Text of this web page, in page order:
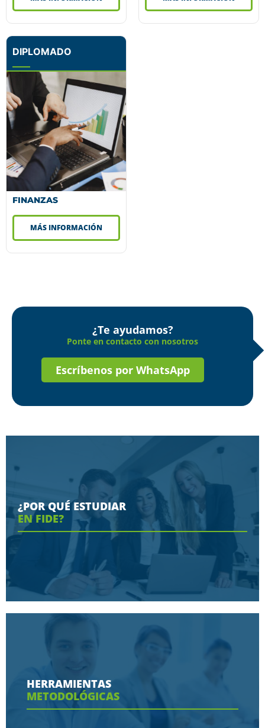
DIPLOMADO
FINANZAS
MÁS INFORMACIÓN
¿Te ayudamos?
Ponte en contacto con nosotros
Escríbenos por WhatsApp
¿POR QUÉ ESTUDIAR
EN FIDE?
Conoce aquí las razones porque nos eligen
Ver más
HERRAMIENTAS
METODOLÓGICAS